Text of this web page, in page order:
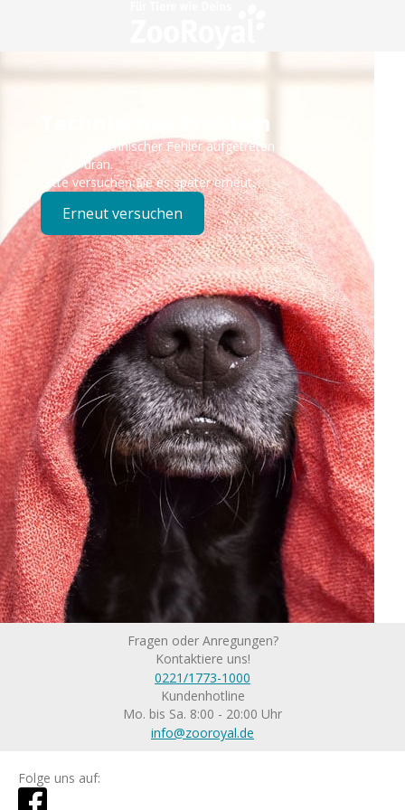
Technisches Problem
Es ist ein technischer Fehler aufgetreten – wir sind
bereits dran.
Bitte versuchen Sie es später erneut.
Erneut versuchen
Fragen oder Anregungen?
Kontaktiere uns!
0221/1773-1000
Kundenhotline
Mo. bis Sa. 8:00 - 20:00 Uhr
info@zooroyal.de
Folge uns auf: